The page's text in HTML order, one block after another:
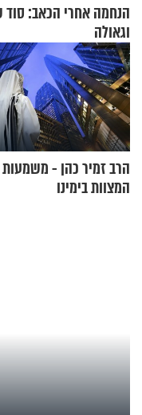
הנחמה אחרי הכאב:
וגאולה
הרב זמיר כהן - משמעות
המצוות בימינו